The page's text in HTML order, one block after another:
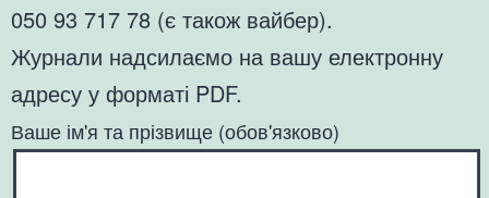
050 93 717 78 (є також вайбер).
Журнали надсилаємо на вашу електронну
адресу у форматі PDF.
Ваше ім'я та прізвище (обов'язково)